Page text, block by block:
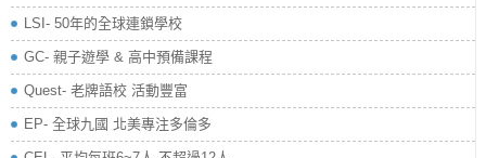
LSI- 50年的全球連鎖學校
GC- 親子遊學 & 高中預備課程
Quest- 老牌語校 活動豐富
EP- 全球九國 北美專注多倫多